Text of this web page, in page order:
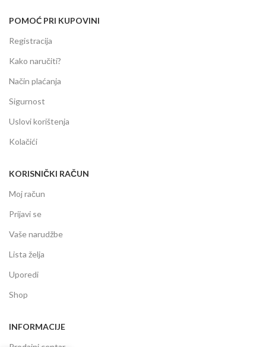
POMOĆ PRI KUPOVINI
Registracija
Kako naručiti?
Način plaćanja
Sigurnost
Uslovi korištenja
Kolačići
KORISNIČKI RAČUN
Moj račun
Prijavi se
Vaše narudžbe
Lista želja
Uporedi
Shop
INFORMACIJE